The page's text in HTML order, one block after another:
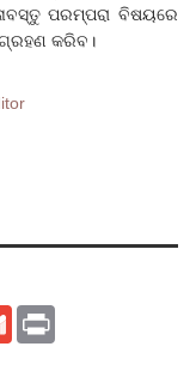
ପରମ୍ପରା ବିଷୟରେ
କରିବ।
Gmail